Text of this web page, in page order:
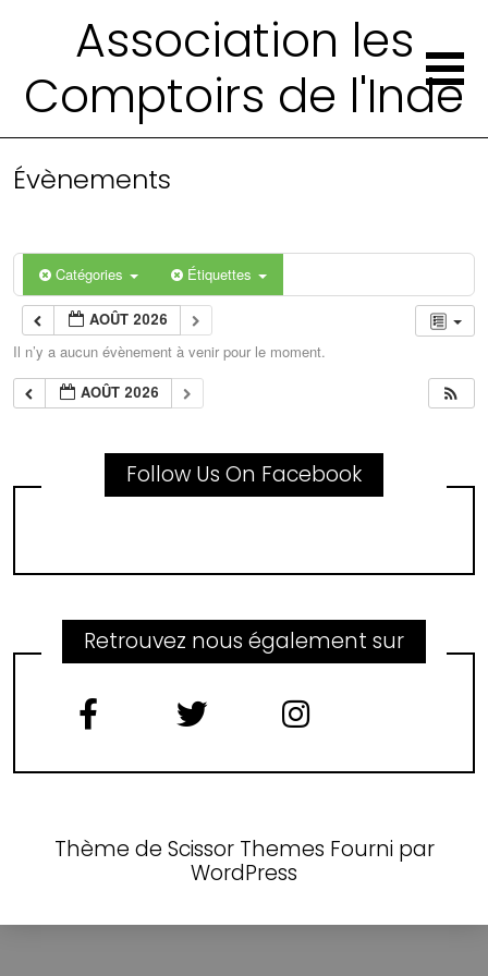
Association les
Comptoirs de l'Inde
Évènements
Catégories Étiquettes
AOÛT 2026
Il n’y a aucun évènement à venir pour le moment.
AOÛT 2026
Follow Us On Facebook
Retrouvez nous également sur
Thème de Scissor Themes Fourni par
WordPress